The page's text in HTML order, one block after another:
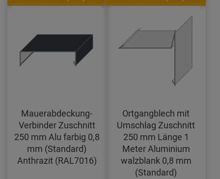
Mauerabdeckung-
Verbinder Zuschnitt
250 mm Alu farbig 0,8
mm (Standard)
Anthrazit (RAL7016)
Ortgangblech mit
Umschlag Zuschnitt
250 mm Länge 1
Meter Aluminium
walzblank 0,8 mm
(Standard)